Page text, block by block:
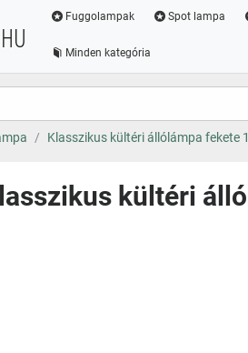
Fuggolampak Spot lampa
Minden kategória
Klasszikus kültéri állólámpa fekete
kültéri